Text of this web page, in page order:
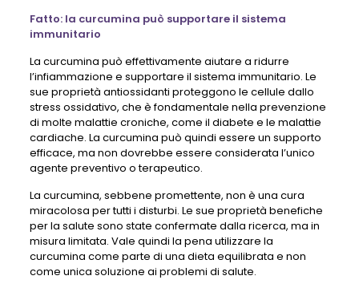
Fatto: la curcumina può supportare il sistema
immunitario
La curcumina può effettivamente aiutare a ridurre
l’infiammazione e supportare il sistema immunitario. Le
sue proprietà antiossidanti proteggono le cellule dallo
stress ossidativo, che è fondamentale nella prevenzione
di molte malattie croniche, come il diabete e le malattie
cardiache. La curcumina può quindi essere un supporto
efficace, ma non dovrebbe essere considerata l’unico
agente preventivo o terapeutico.
La curcumina, sebbene promettente, non è una cura
miracolosa per tutti i disturbi. Le sue proprietà benefiche
per la salute sono state confermate dalla ricerca, ma in
misura limitata. Vale quindi la pena utilizzare la
curcumina come parte di una dieta equilibrata e non
come unica soluzione ai problemi di salute.